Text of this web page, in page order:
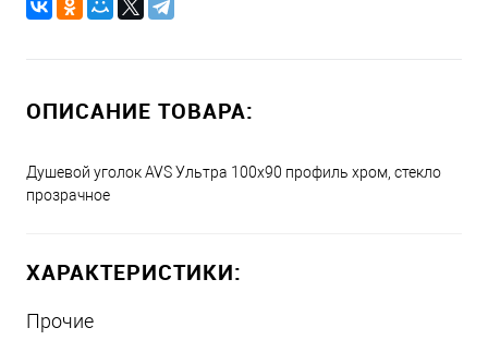
ОПИСАНИЕ ТОВАРА:
Душевой уголок AVS Ультра 100x90 профиль хром, стекло
прозрачное
ХАРАКТЕРИСТИКИ:
Прочие